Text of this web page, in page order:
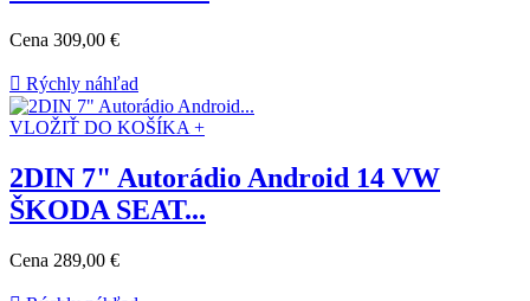
Cena 309,00 €
 Rýchly náhľad
VLOŽIŤ DO KOŠÍKA +
2DIN 7" Autorádio Android 14 VW
ŠKODA SEAT...
Cena 289,00 €